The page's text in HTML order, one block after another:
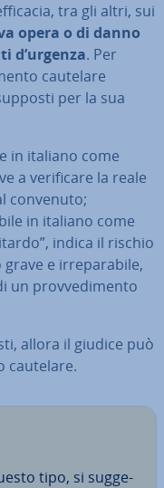
tra gli altri, sui
opera o di danno
d’urgenza. Per
cautelare
per la sua
in italiano come
a ve­ri­fi­ca­re la reale
convenuto;
in italiano come
indica il rischio
e ir­re­pa­ra­bi­le,
un prov­ve­di­men­to
allora il giudice può
cautelare.
tipo, si sug­ge­